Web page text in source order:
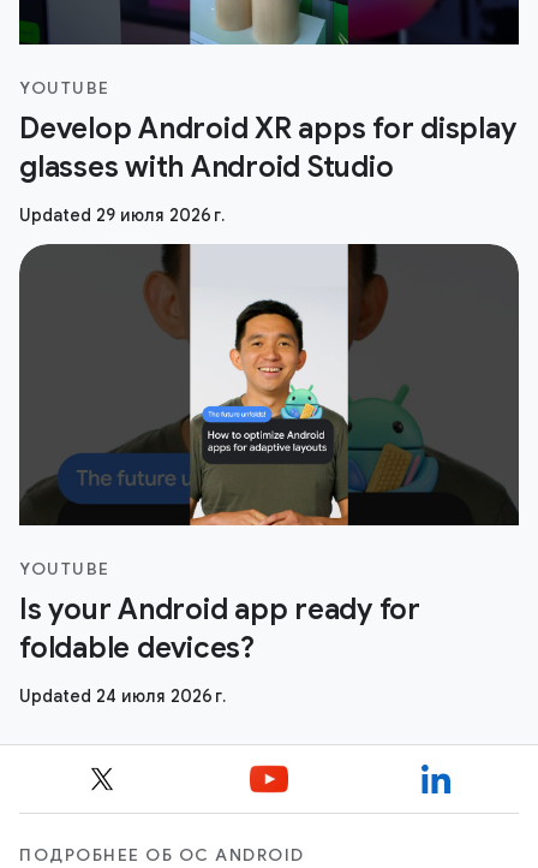
YOUTUBE
Develop Android XR apps for display
glasses with Android Studio
Updated 29 июля 2026 г.
YOUTUBE
Is your Android app ready for
foldable devices?
Updated 24 июля 2026 г.
ПОДРОБНЕЕ ОБ ОС ANDROID